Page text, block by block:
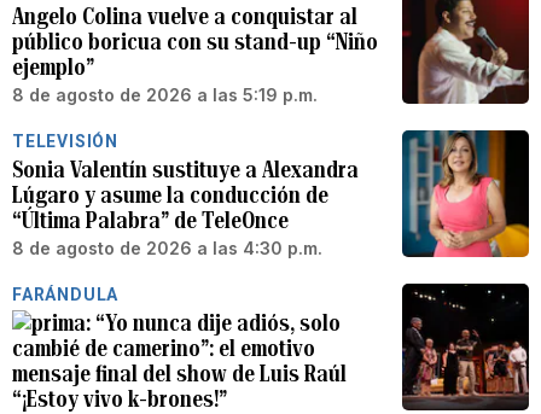
Angelo Colina vuelve a conquistar al
público boricua con su stand-up “Niño
ejemplo”
8 de agosto de 2026 a las 5:19 p.m.
TELEVISIÓN
Sonia Valentín sustituye a Alexandra
Lúgaro y asume la conducción de
“Última Palabra” de TeleOnce
8 de agosto de 2026 a las 4:30 p.m.
FARÁNDULA
“Yo nunca dije adiós, solo
cambié de camerino”: el emotivo
mensaje final del show de Luis Raúl
“¡Estoy vivo k-brones!”